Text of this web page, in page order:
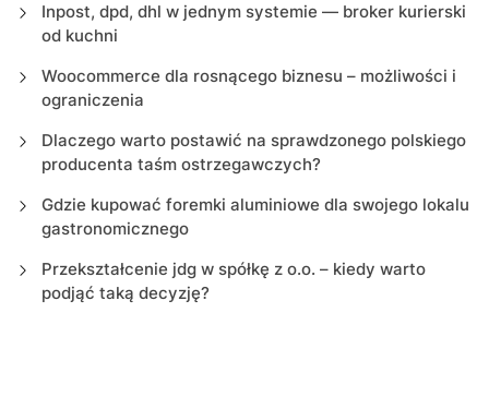
Inpost, dpd, dhl w jednym systemie — broker kurierski
od kuchni
Woocommerce dla rosnącego biznesu – możliwości i
ograniczenia
Dlaczego warto postawić na sprawdzonego polskiego
producenta taśm ostrzegawczych?
Gdzie kupować foremki aluminiowe dla swojego lokalu
gastronomicznego
Przekształcenie jdg w spółkę z o.o. – kiedy warto
podjąć taką decyzję?